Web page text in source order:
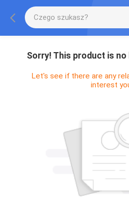
Sorry! This product is
Let's see if there are any
interest